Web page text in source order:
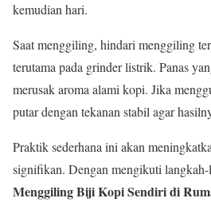
kemudian hari.
Saat menggiling, hindari menggiling
terutama pada grinder listrik. Panas
merusak aroma alami kopi. Jika
putar dengan tekanan stabil agar
Praktik sederhana ini akan
signifikan. Dengan mengikuti
Menggiling Biji Kopi Sendiri di